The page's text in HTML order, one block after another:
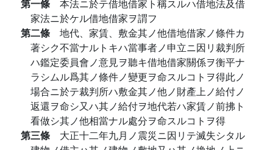
第一條 本法ニ於テ借地借家ト稱スルハ借地法及借
家法ニ於ケル借地借家ヲ謂フ
第二條 地代、家賃、敷金其ノ他借地借家ノ條件カ
著シク不當ナルトキハ當事者ノ申立ニ因リ裁判所
ハ鑑定委員會ノ意見ヲ聽キ借地借家關係ヲ衡平ナ
ラシムル爲其ノ條件ノ變更ヲ命スルコトヲ得此ノ
場合ニ於テ裁判所ハ敷金其ノ他ノ財產上ノ給付ノ
返還ヲ命シ又ハ其ノ給付ヲ地代若ハ家賃ノ前拂ト
看做シ其ノ他相當ナル處分ヲ命スルコトヲ得
第三條 大正十二年九月ノ震災ニ因リテ滅失シタル